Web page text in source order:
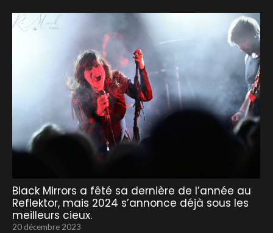
Black Mirrors a fêté sa dernière de l’année au
Reflektor, mais 2024 s’annonce déjà sous les
meilleurs cieux.
20 décembre 2023